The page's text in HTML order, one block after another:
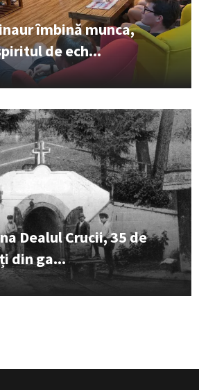
îmbină munca,
de ech...
Dealul Crucii, 35 de
din ga...